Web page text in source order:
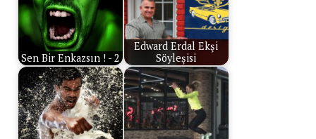
Sen Bir Enkazsın ! - 2
Edward Erdal Ekşi
Söyleşisi